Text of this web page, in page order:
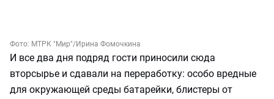
Фото: МТРК "Мир"/Ирина Фомочкина
И все два дня подряд гости приносили сюда
вторсырье и сдавали на переработку: особо вредные
для окружающей среды батарейки, блистеры от